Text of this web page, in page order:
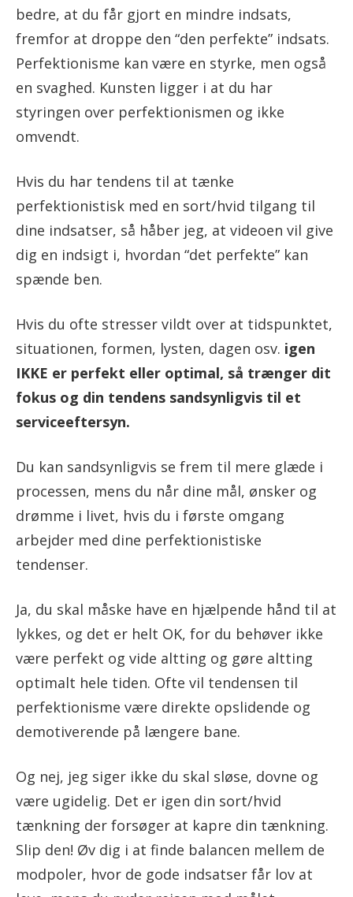
bedre, at du får gjort en mindre indsats,
fremfor at droppe den “den perfekte” indsats.
Perfektionisme kan være en styrke, men også
en svaghed. Kunsten ligger i at du har
styringen over perfektionismen og ikke
omvendt.
Hvis du har tendens til at tænke
perfektionistisk med en sort/hvid tilgang til
dine indsatser, så håber jeg, at videoen vil give
dig en indsigt i, hvordan “det perfekte” kan
spænde ben.
Hvis du ofte stresser vildt over at tidspunktet,
situationen, formen, lysten, dagen osv. igen
IKKE er perfekt eller optimal, så trænger dit
fokus og din tendens sandsynligvis til et
serviceeftersyn.
Du kan sandsynligvis se frem til mere glæde i
processen, mens du når dine mål, ønsker og
drømme i livet, hvis du i første omgang
arbejder med dine perfektionistiske
tendenser.
Ja, du skal måske have en hjælpende hånd til at
lykkes, og det er helt OK, for du behøver ikke
være perfekt og vide altting og gøre altting
optimalt hele tiden. Ofte vil tendensen til
perfektionisme være direkte opslidende og
demotiverende på længere bane.
Og nej, jeg siger ikke du skal sløse, dovne og
være ugidelig. Det er igen din sort/hvid
tænkning der forsøger at kapre din tænkning.
Slip den! Øv dig i at finde balancen mellem de
modpoler, hvor de gode indsatser får lov at